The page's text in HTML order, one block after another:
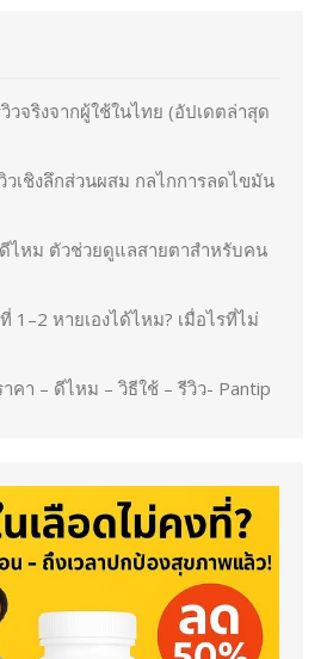
วจริงจากผู้ใช้ในไทย (อัปเดตล่าสุด
วเชิงลึกส่วนผสม กลไกการลดไขมัน
ไหม ตัวช่วยดูแลสายตาสำหรับคน
1–2 หายเองได้ไหม? เมื่อไรที่ไม่
คา – ดีไหม – วิธีใช้ – รีวิว- Pantip